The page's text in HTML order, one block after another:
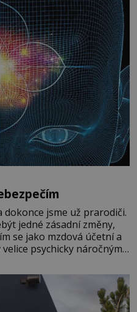
dokonce jsme už prarodiči.
jedné zásadní změny,
se jako mzdová účetní a
psychicky náročným
hlídání týče. Dalo by se